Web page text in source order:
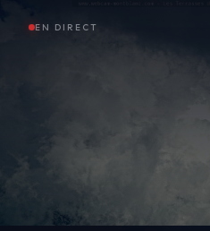
EN DIRECT